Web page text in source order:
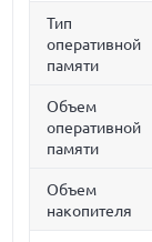
Тип
оперативной
памяти
Объем
оперативной
памяти
Объем
накопителя